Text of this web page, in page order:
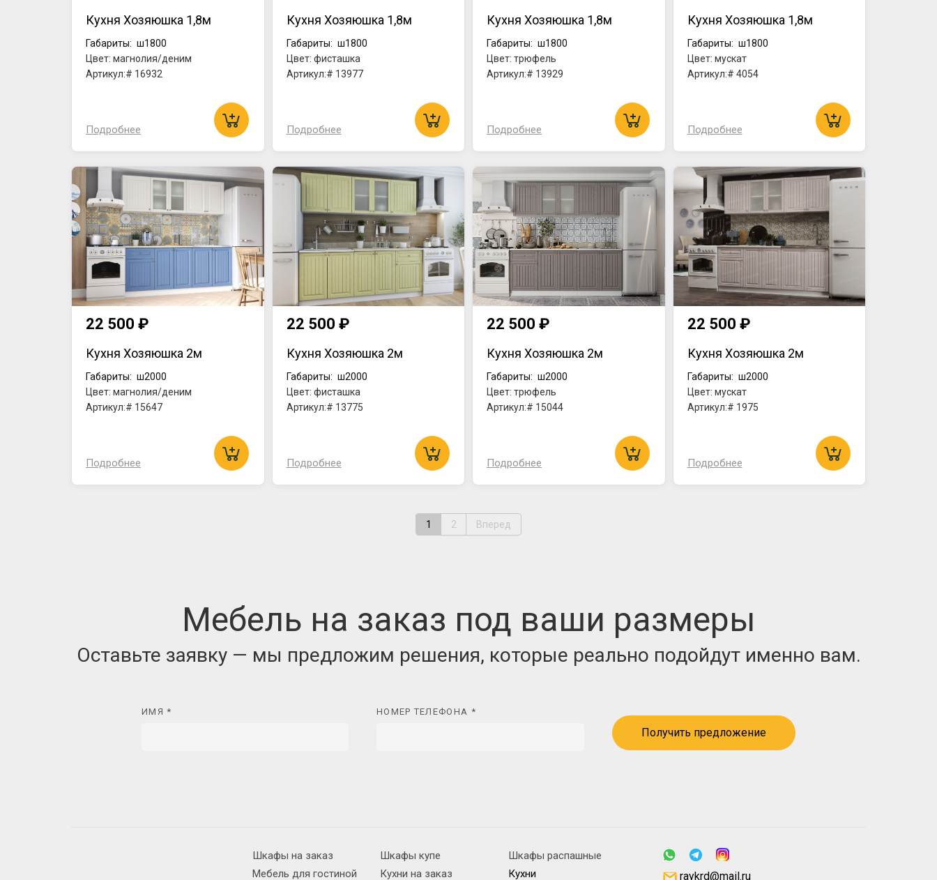
Кухня Хозяюшка 1,8м
Габариты: ш1800
Цвет: магнолия/деним
Артикул:# 16932
Подробнее
Кухня Хозяюшка 1,8м
Габариты: ш1800
Цвет: фисташка
Артикул:# 13977
Подробнее
Кухня Хозяюшка 1,8м
Габариты: ш1800
Цвет: трюфель
Артикул:# 13929
Подробнее
Кухня Хозяюшка 1,8м
Габариты: ш1800
Цвет: мускат
Артикул:# 4054
Подробнее
22 500 ₽
Кухня Хозяюшка 2м
Габариты: ш2000
Цвет: магнолия/деним
Артикул:# 15647
Подробнее
22 500 ₽
Кухня Хозяюшка 2м
Габариты: ш2000
Цвет: фисташка
Артикул:# 13775
Подробнее
22 500 ₽
Кухня Хозяюшка 2м
Габариты: ш2000
Цвет: трюфель
Артикул:# 15044
Подробнее
22 500 ₽
Кухня Хозяюшка 2м
Габариты: ш2000
Цвет: мускат
Артикул:# 1975
Подробнее
1 2 Вперед
Мебель на заказ под ваши размеры
Оставьте заявку — мы предложим решения, которые реально подойдут именно вам.
ИМЯ * НОМЕР ТЕЛЕФОНА *
Получить предложение
Шкафы на заказ Шкафы купе
Шкафы распашные
Мебель для гостиной
Кухни на заказ Кухни raykrd@mail.ru